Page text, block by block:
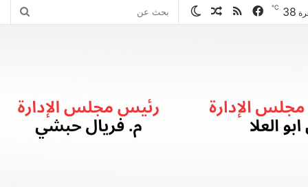
الوضع مقال ملخص
فيسبوك 38
℃